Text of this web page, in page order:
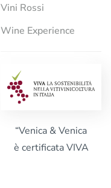
Vini Rossi
Wine Experience
“Venica & Venica
è certificata VIVA